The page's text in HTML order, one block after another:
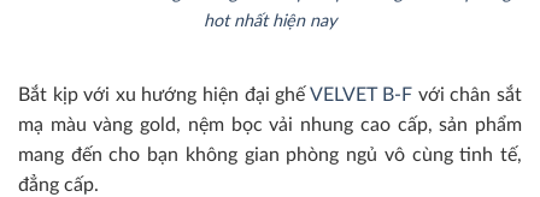
hot nhất hiện nay
Bắt kịp với xu hướng hiện đại ghế VELVET B-F với chân sắt
mạ màu vàng gold, nệm bọc vải nhung cao cấp, sản phẩm
mang đến cho bạn không gian phòng ngủ vô cùng tinh tế,
đẳng cấp.